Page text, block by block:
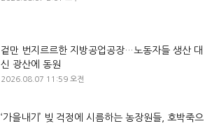
겉만 번지르르한 지방공업공장…노동자들 생산 대
신 광산에 동원
2026.08.07 11:59 오전
‘가을내기’ 빚 걱정에 시름하는 농장원들, 호박죽으